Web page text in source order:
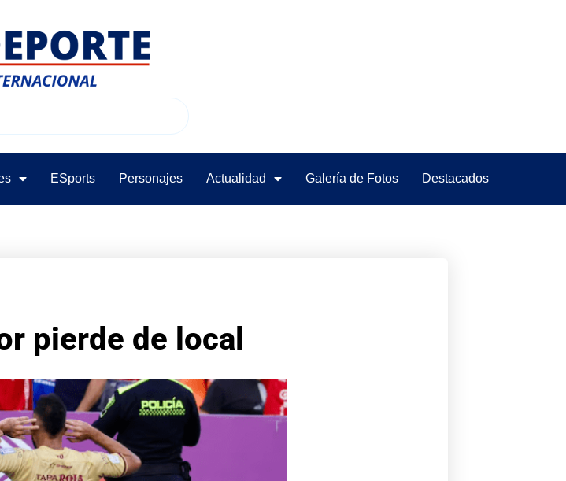
ESports Personajes Actualidad Galería de Fotos Destacados
pierde de local